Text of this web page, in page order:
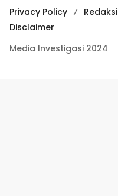
Privacy Policy Redaksi
Disclaimer
Media Investigasi 2024